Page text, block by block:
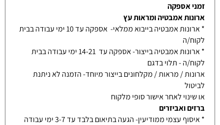
זמני אספקה
ארונות אמבטיה ומראות עץ
* ארונות אמבטיה בייבוא ממלאי- אספקה עד 10 ימי עבודה בבית
לקוח/ה
* ארונות אמבטיה בייצור- אספקה עד 14-21 ימי עבודה בבית
לקוח/ה - תלוי בדגם
ארונות / מראות / מקלחונים בייצור מיוחד- הזמנה לא ניתנת
לביטול
או שינוי לאחר אישור סופי מלקוח
ברזים ואביזרים
* איסוף עצמי ממודיעין- הגעה בתיאום בלבד עד 3-7 ימי עבודה